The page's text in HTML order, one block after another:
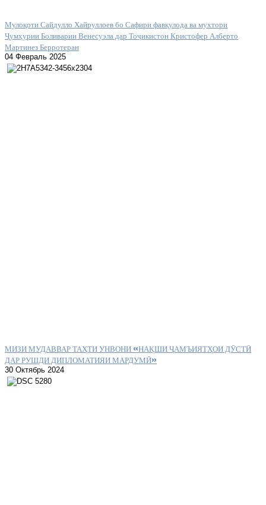
Мулоқоти Сайдулло Хайруллоев бо Сафири фавқулода ва мухтори
Ҷумҳурии Боливарии Венесуэла дар Тоҷикистон Кристофер Алберто
Мартинез Берротеран
04 Февраль 2025
МИЗИ МУДАВВАР ТАҲТИ УНВОНИ «НАҚШИ ҶАМЪИЯТҲОИ ДӮСТӢ
ДАР РУШДИ ДИПЛОМАТИЯИ МАРДУМӢ»
30 Октябрь 2024